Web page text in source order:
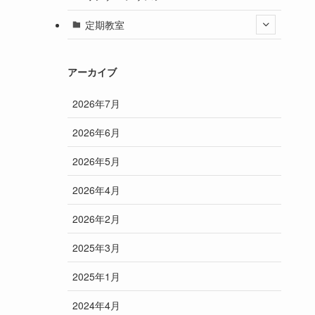
定期教室
アーカイブ
2026年7月
2026年6月
2026年5月
2026年4月
2026年2月
2025年3月
2025年1月
2024年4月